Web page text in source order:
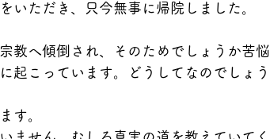
いただき、只今無事に帰院しました。
教へ傾倒され、そのためでしょうか苦悩
起こっています。どうしてなのでしょう
す。